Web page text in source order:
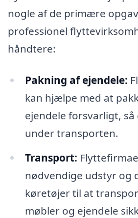
nogle af de primære
professionel
håndtere:
Pakning af ejendele:
kan hjælpe med at
ejendele forsvarligt,
under transporten.
Transport:
nødvendige udstyr og
køretøjer til at
møbler og ejendele